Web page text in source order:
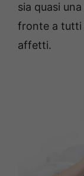
sia quasi
fronte a tutti
affetti.